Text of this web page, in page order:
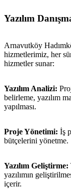
Yazılım
Arnavutköy
hizmetlerimiz, her
hizmetler sunar:
Yazılım Analizi:
belirleme, yazılım
yapılması.
Proje Yönetimi: İş
bütçelerini yönetme.
Yazılım Geliştirme:
yazılımın
içerir.